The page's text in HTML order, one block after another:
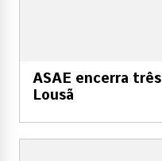
ASAE encerra
Lousã